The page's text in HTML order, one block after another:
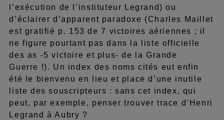
l’exécution de l’instituteur Legrand) ou
d’éclairer d’apparent paradoxe (Charles Maillet
est gratifié p. 153 de 7 victoires aériennes ; il
ne figure pourtant pas dans la liste officielle
des as -5 victoire et plus- de la Grande
Guerre !). Un index des noms cités eut enfin
été le bienvenu en lieu et place d’une inutile
liste des souscripteurs : sans cet index, qui
peut, par exemple, penser trouver trace d’Henri
Legrand à Aubry ?